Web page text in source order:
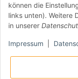
können die
links unten). Weitere
in unserer
Impressum
(pro 100
Nährwert